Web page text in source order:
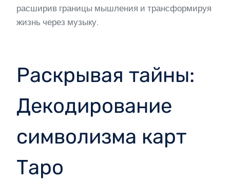
расширив границы мышления и трансформируя
жизнь через музыку.
Раскрывая тайны:
Декодирование
символизма карт
Таро